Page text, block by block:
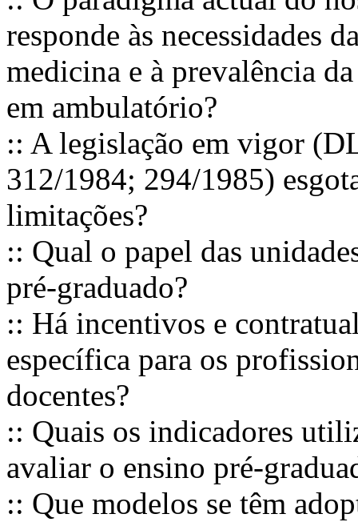
responde às necessidades
medicina e à prevalência
em ambulatório?
:: A legislação em vigor
312/1984; 294/1985)
limitações?
:: Qual o papel das
pré-graduado?
:: Há incentivos e
específica para os
docentes?
:: Quais os indicadores
avaliar o ensino pré-
:: Que modelos se têm